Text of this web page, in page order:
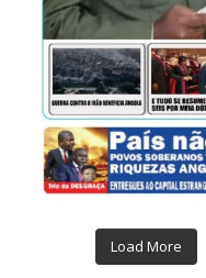
Load More